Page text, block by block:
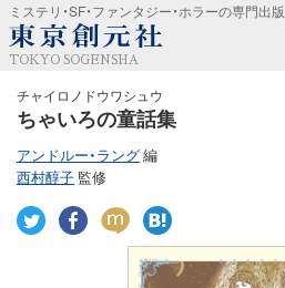
ミステリ・SF・ファンタジー・ホラーの専門出版
TOKYO SOGENSHA
チャイロノドウワシュウ
ちゃいろの童話集
アンドルー・ラング編
西村醇子 監修